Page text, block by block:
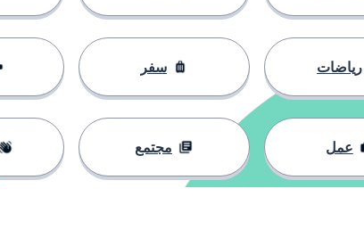
رياضات سفر
عمل مجتمع